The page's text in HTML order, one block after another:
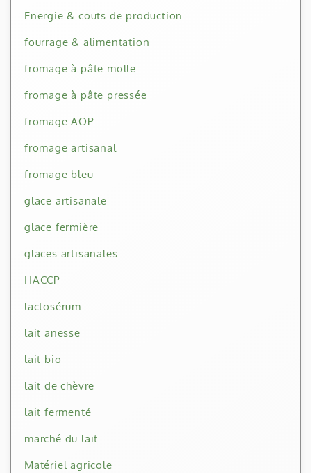
Energie & couts de production
fourrage & alimentation
fromage à pâte molle
fromage à pâte pressée
fromage AOP
fromage artisanal
fromage bleu
glace artisanale
glace fermière
glaces artisanales
HACCP
lactosérum
lait anesse
lait bio
lait de chèvre
lait fermenté
marché du lait
Matériel agricole